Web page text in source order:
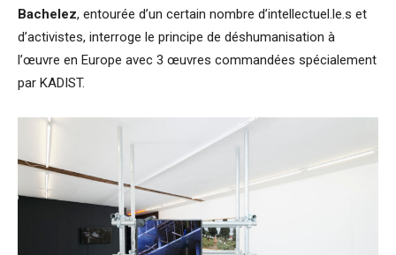
Bachelez, entourée d’un certain nombre d’intellectuel.le.s et
d’activistes, interroge le principe de déshumanisation à
l’œuvre en Europe avec 3 œuvres commandées spécialement
par KADIST.